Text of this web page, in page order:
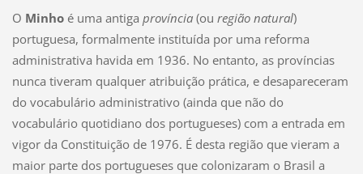
O Minhoé uma antiga província(ou região natural)
portuguesa, formalmente instituída por uma reforma
administrativa havida em 1936. No entanto, as províncias
nunca tiveram qualquer atribuição prática, e desapareceram
do vocabulário administrativo (ainda que não do
vocabulário quotidiano dos portugueses) com a entrada em
vigor da Constituição de 1976. É desta região que vieram a
maior parte dos portugueses que colonizaram o Brasil a